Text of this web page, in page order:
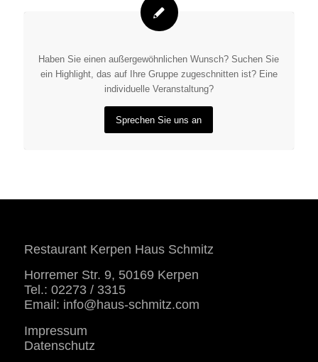
Haben Sie einen außergewöhnlichen Wunsch? Suchen Sie
ein Highlight, das auf Ihre Gruppe zugeschnitten ist? Eine
individuelle Veranstaltung?
Sprechen Sie uns an
Restaurant Kerpen Haus Schmitz
Horremer Str. 9, 50169 Kerpen
Tel.: 02273 / 3315
Email: info@haus-schmitz.com
Impressum
Datenschutz